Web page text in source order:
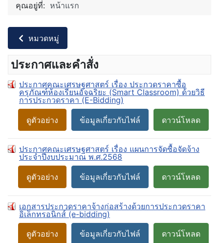
คุณอยู่ที่: หน้าแรก
หมวดหมู่
ประกาศและคำสั่ง
ประกาศคณะเศรษฐศาสตร์ เรื่อง ประกวดราคาซื้อ
ครุภัณฑ์ห้องเรียนอัจฉริยะ (Smart Classroom) ด้วยวิธี
การประกวดราคา (E-Bidding)
ดาวน์โหลด
ข้อมูลเกี่ยวกับไฟล์
ดูตัวอย่าง
ประกาศคณะเศรษฐศาสตร์ เรื่อง แผนการจัดซื้อจัดจ้าง
ประจำปีงบประมาณ พ.ศ.2568
ดาวน์โหลด
ข้อมูลเกี่ยวกับไฟล์
ดูตัวอย่าง
เอกสารประกวดราคาจ้างก่อสร้างด้วยการประกวดราคา
อิเล็กทรอนิกส์ (e-bidding)
ดาวน์โหลด
ข้อมูลเกี่ยวกับไฟล์
ดูตัวอย่าง